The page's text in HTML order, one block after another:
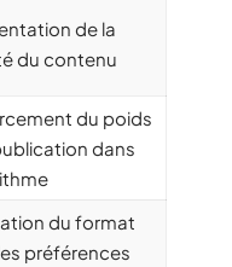
de la
du contenu
du poids
dans
du format
préférences